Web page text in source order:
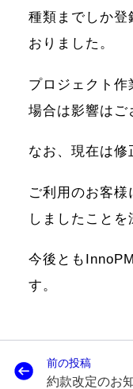
種類までしか登
おりました。
プロジェクト
場合は影響はご
なお、現在は修
ご利用のお客
しましたことを
今後とも
す。
前の投稿
約款改定のお